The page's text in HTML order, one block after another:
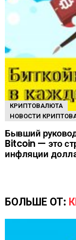
КРИПТОВАЛЮТА
НОВОСТИ
Бывший
Bitcoin — это
инфляции
БОЛЬШЕ ОТ: